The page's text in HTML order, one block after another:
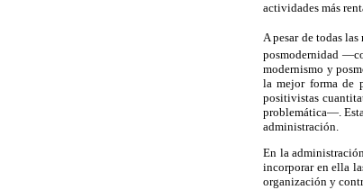
actividades más
A pesar de todas
posmodernidad
modernismo y
la mejor forma de
positivistas
problemática—.
administración.
En la
incorporar en ella
organización y